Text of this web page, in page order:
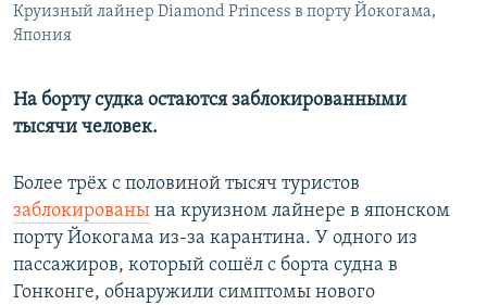
Круизный лайнер Diamond Princess в порту Йокогама,
Япония
На борту судка остаются заблокированными
тысячи человек.
Более трёх с половиной тысяч туристов
заблокированы на круизном лайнере в японском
порту Йокогама из-за карантина. У одного из
пассажиров, который сошёл с борта судна в
Гонконге, обнаружили симптомы нового